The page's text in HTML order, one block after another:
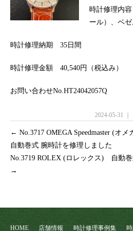
時計修理内
ール）、ベ
時計修理納期 35日間
時計修理金額 40,540円（税込み）
お問い合わせNo.HT24042057Q
2024-05-31 ｜
← No.3717 OMEGA Speedmaster (オ
自動巻式 腕時計を修理しました
No.3719 ROLEX (ロレックス) 自動
→
HOME 店舗情報 時計修理事例集